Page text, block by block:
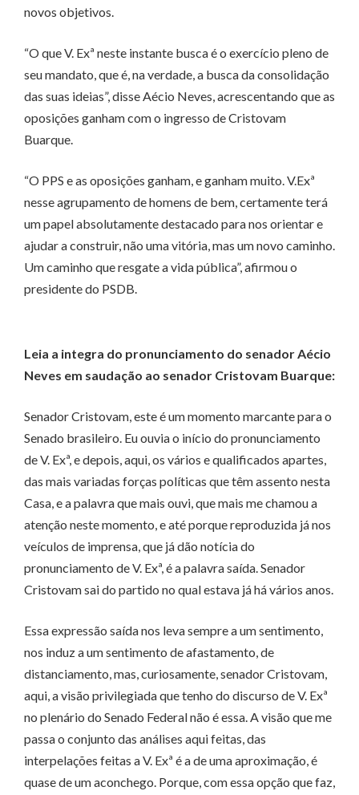
novos objetivos.
“O que V. Exª neste instante busca é o exercício pleno de
seu mandato, que é, na verdade, a busca da consolidação
das suas ideias”, disse Aécio Neves, acrescentando que as
oposições ganham com o ingresso de Cristovam
Buarque.
“O PPS e as oposições ganham, e ganham muito. V.Exª
nesse agrupamento de homens de bem, certamente terá
um papel absolutamente destacado para nos orientar e
ajudar a construir, não uma vitória, mas um novo caminho.
Um caminho que resgate a vida pública”, afirmou o
presidente do PSDB.
Leia a integra do pronunciamento do senador Aécio
Neves em saudação ao senador Cristovam Buarque:
Senador Cristovam, este é um momento marcante para o
Senado brasileiro. Eu ouvia o início do pronunciamento
de V. Exª, e depois, aqui, os vários e qualificados apartes,
das mais variadas forças políticas que têm assento nesta
Casa, e a palavra que mais ouvi, que mais me chamou a
atenção neste momento, e até porque reproduzida já nos
veículos de imprensa, que já dão notícia do
pronunciamento de V. Exª, é a palavra saída. Senador
Cristovam sai do partido no qual estava já há vários anos.
Essa expressão saída nos leva sempre a um sentimento,
nos induz a um sentimento de afastamento, de
distanciamento, mas, curiosamente, senador Cristovam,
aqui, a visão privilegiada que tenho do discurso de V. Exª
no plenário do Senado Federal não é essa. A visão que me
passa o conjunto das análises aqui feitas, das
interpelações feitas a V. Exª é a de uma aproximação, é
quase de um aconchego. Porque, com essa opção que faz,